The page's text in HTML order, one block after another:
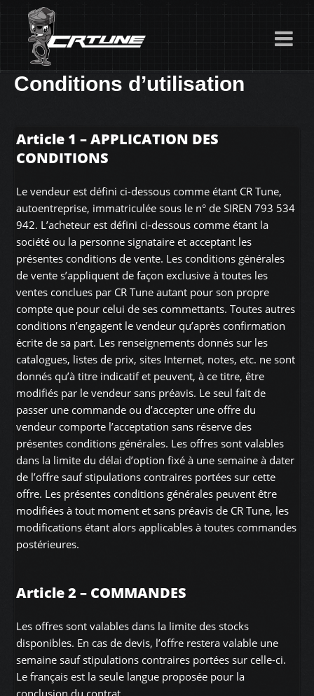
Conditions d’utilisation
Article 1 – APPLICATION DES
CONDITIONS
Le vendeur est défini ci-dessous comme étant CR Tune,
autoentreprise, immatriculée sous le n° de SIREN 793 534
942. L’acheteur est défini ci-dessous comme étant la
société ou la personne signataire et acceptant les
présentes conditions de vente. Les conditions générales
de vente s’appliquent de façon exclusive à toutes les
ventes conclues par CR Tune autant pour son propre
compte que pour celui de ses commettants. Toutes autres
conditions n’engagent le vendeur qu’après confirmation
écrite de sa part. Les renseignements donnés sur les
catalogues, listes de prix, sites Internet, notes, etc. ne sont
donnés qu’à titre indicatif et peuvent, à ce titre, être
modifiés par le vendeur sans préavis. Le seul fait de
passer une commande ou d’accepter une offre du
vendeur comporte l’acceptation sans réserve des
présentes conditions générales. Les offres sont valables
dans la limite du délai d’option fixé à une semaine à dater
de l’offre sauf stipulations contraires portées sur cette
offre. Les présentes conditions générales peuvent être
modifiées à tout moment et sans préavis de CR Tune, les
modifications étant alors applicables à toutes commandes
postérieures.
Article 2 – COMMANDES
Les offres sont valables dans la limite des stocks
disponibles. En cas de devis, l’offre restera valable une
semaine sauf stipulations contraires portées sur celle-ci.
Le français est la seule langue proposée pour la
conclusion du contrat.